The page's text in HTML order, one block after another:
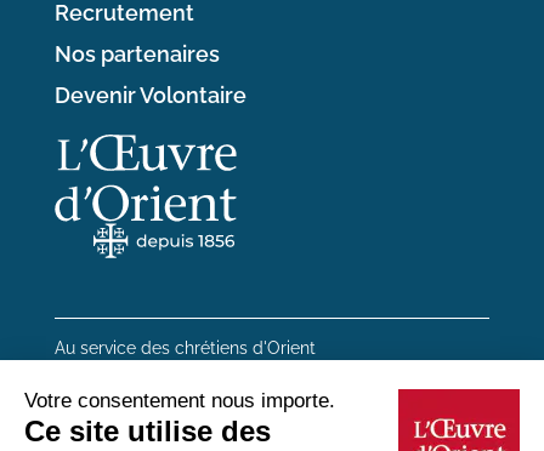
Recrutement
Nos partenaires
Devenir Volontaire
Au service des chrétiens d'Orient
20 rue du Regard 75006 Paris